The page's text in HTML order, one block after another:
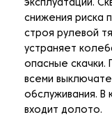
эксплуатации.
снижения риска
строя рулевой
устраняет
опасные скачки.
всеми
обслуживания. В
входит долото.